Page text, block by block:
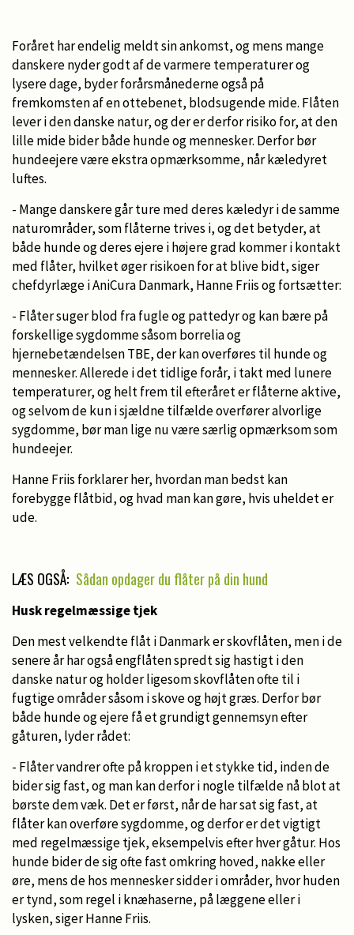
Foråret har endelig meldt sin ankomst, og mens mange
danskere nyder godt af de varmere temperaturer og
lysere dage, byder forårsmånederne også på
fremkomsten af en ottebenet, blodsugende mide. Flåten
lever i den danske natur, og der er derfor risiko for, at den
lille mide bider både hunde og mennesker. Derfor bør
hundeejere være ekstra opmærksomme, når kæledyret
luftes.
- Mange danskere går ture med deres kæledyr i de samme
naturområder, som flåterne trives i, og det betyder, at
både hunde og deres ejere i højere grad kommer i kontakt
med flåter, hvilket øger risikoen for at blive bidt, siger
chefdyrlæge i AniCura Danmark, Hanne Friis og fortsætter:
- Flåter suger blod fra fugle og pattedyr og kan bære på
forskellige sygdomme såsom borrelia og
hjernebetændelsen TBE, der kan overføres til hunde og
mennesker. Allerede i det tidlige forår, i takt med lunere
temperaturer, og helt frem til efteråret er flåterne aktive,
og selvom de kun i sjældne tilfælde overfører alvorlige
sygdomme, bør man lige nu være særlig opmærksom som
hundeejer.
Hanne Friis forklarer her, hvordan man bedst kan
forebygge flåtbid, og hvad man kan gøre, hvis uheldet er
ude.
LÆS OGSÅ: Sådan opdager du flåter på din hund
Husk regelmæssige tjek
Den mest velkendte flåt i Danmark er skovflåten, men i de
senere år har også engflåten spredt sig hastigt i den
danske natur og holder ligesom skovflåten ofte til i
fugtige områder såsom i skove og højt græs. Derfor bør
både hunde og ejere få et grundigt gennemsyn efter
gåturen, lyder rådet:
- Flåter vandrer ofte på kroppen i et stykke tid, inden de
bider sig fast, og man kan derfor i nogle tilfælde nå blot at
børste dem væk. Det er først, når de har sat sig fast, at
flåter kan overføre sygdomme, og derfor er det vigtigt
med regelmæssige tjek, eksempelvis efter hver gåtur. Hos
hunde bider de sig ofte fast omkring hoved, nakke eller
øre, mens de hos mennesker sidder i områder, hvor huden
er tynd, som regel i knæhaserne, på læggene eller i
lysken, siger Hanne Friis.